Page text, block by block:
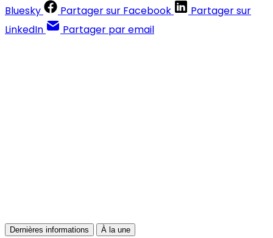
Bluesky
Partager sur Facebook
Partager sur
LinkedIn
Partager par email
Dernières informations À la une